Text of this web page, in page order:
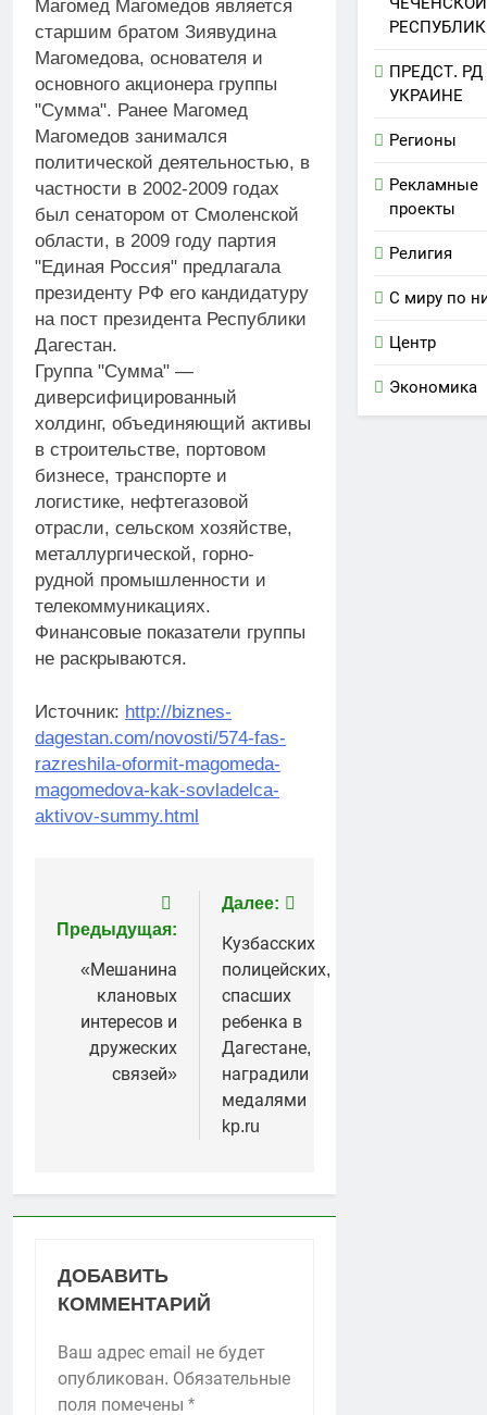
Магомед Магомедов является
старшим братом Зиявудина
Магомедова, основателя и
основного акционера группы
"Сумма". Ранее Магомед
Магомедов занимался
политической деятельностью, в
частности в 2002-2009 годах
был сенатором от Смоленской
области, в 2009 году партия
"Единая Россия" предлагала
президенту РФ его кандидатуру
на пост президента Республики
Дагестан.
Группа "Сумма" —
диверсифицированный
холдинг, объединяющий активы
в строительстве, портовом
бизнесе, транспорте и
логистике, нефтегазовой
отрасли, сельском хозяйстве,
металлургической, горно-
рудной промышленности и
телекоммуникациях.
Финансовые показатели группы
не раскрываются.
Источник: http://biznes-
dagestan.com/novosti/574-fas-
razreshila-oformit-magomeda-
magomedova-kak-sovladelca-
aktivov-summy.html
Навигация
по
записям
Предыдущая:
«Мешанина
клановых
интересов и
дружеских
связей»
Далее:
Кузбасских
полицейских,
спасших
ребенка в
Дагестане,
наградили
медалями
kp.ru
ДОБАВИТЬ
КОММЕНТАРИЙ
Ваш адрес email не будет
опубликован. Обязательные
поля помечены *
ПРЕДСТ. РД
УКРАИНЕ
Регионы
Рекламные
проекты
Религия
С миру по
Центр
Экономика